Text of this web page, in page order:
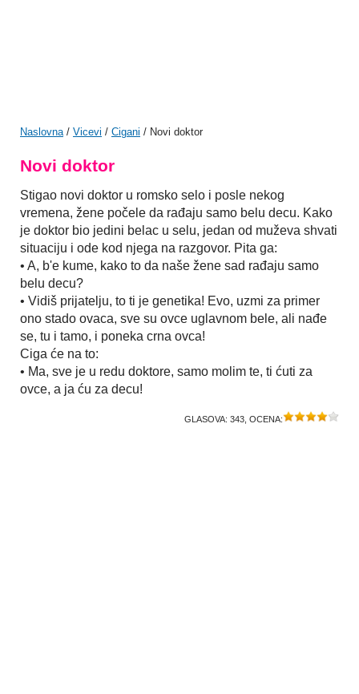
Naslovna/ Vicevi / Cigani / Novi doktor
Novi doktor
Stigao novi doktor u romsko selo i posle nekog
vremena, žene počele da rađaju samo belu decu. Kako
je doktor bio jedini belac u selu, jedan od muževa shvati
situaciju i ode kod njega na razgovor. Pita ga:
• A, b'e kume, kako to da naše žene sad rađaju samo
belu decu?
• Vidiš prijatelju, to ti je genetika! Evo, uzmi za primer
ono stado ovaca, sve su ovce uglavnom bele, ali nađe
se, tu i tamo, i poneka crna ovca!
Ciga će na to:
• Ma, sve je u redu doktore, samo molim te, ti ćuti za
ovce, a ja ću za decu!
GLASOVA: 343 , OCENA: